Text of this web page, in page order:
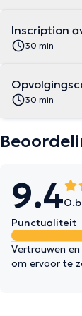
Inscription
30 min
30 min
9.4
Punctualiteit
Vertrouwen
om ervoor te